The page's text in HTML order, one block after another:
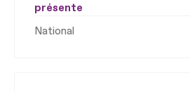
présente
National